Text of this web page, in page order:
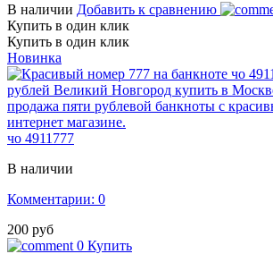
В наличии Добавить к сравнению
Купить в один клик
Купить в один клик
Новинка
чо 4911777
В наличии
Комментарии: 0
200 руб
0 Купить